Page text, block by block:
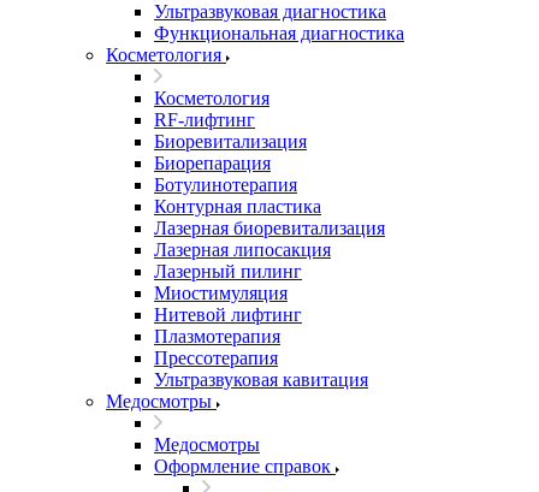
Ультразвуковая диагностика
Функциональная диагностика
Косметология
Косметология
RF-лифтинг
Биоревитализация
Биорепарация
Ботулинотерапия
Контурная пластика
Лазерная биоревитализация
Лазерная липосакция
Лазерный пилинг
Миостимуляция
Нитевой лифтинг
Плазмотерапия
Прессотерапия
Ультразвуковая кавитация
Медосмотры
Медосмотры
Оформление справок